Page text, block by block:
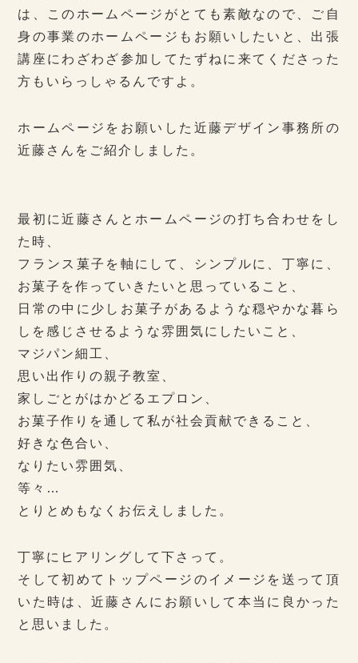
は、このホームページがとても素敵なので、ご自
身の事業のホームページもお願いしたいと、出張
講座にわざわざ参加してたずねに来てくださった
方もいらっしゃるんですよ。
ホームページをお願いした近藤デザイン事務所の
近藤さんをご紹介しました。
最初に近藤さんとホームページの打ち合わせをし
た時、
フランス菓子を軸にして、シンプルに、丁寧に、
お菓子を作っていきたいと思っていること、
日常の中に少しお菓子があるような穏やかな暮ら
しを感じさせるような雰囲気にしたいこと、
マジパン細工、
思い出作りの親子教室、
家しごとがはかどるエプロン、
お菓子作りを通して私が社会貢献できること、
好きな色合い、
なりたい雰囲気、
等々…
とりとめもなくお伝えしました。
丁寧にヒアリングして下さって。
そして初めてトップページのイメージを送って頂
いた時は、近藤さんにお願いして本当に良かった
と思いました。